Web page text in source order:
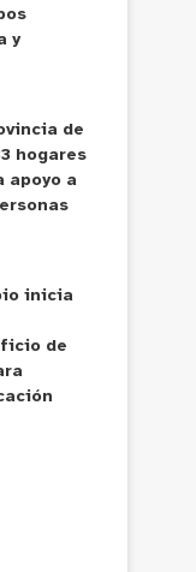
y
de
hogares
apoyo a
inicia
de